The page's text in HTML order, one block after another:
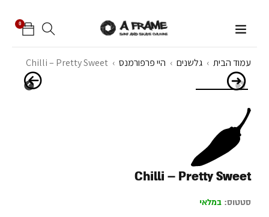
0
עמוד הבית › גלשנים › היי פרפורמנס ›
Chilli – Pretty Sweet
Chilli – Pretty Sweet
סטטוס: במלאי